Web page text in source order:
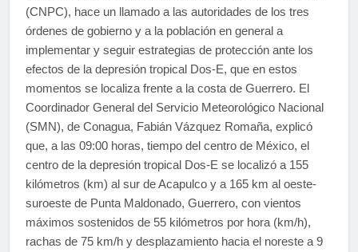
(CNPC), hace un llamado a las autoridades de los tres
órdenes de gobierno y a la población en general a
implementar y seguir estrategias de protección ante los
efectos de la depresión tropical Dos-E, que en estos
momentos se localiza frente a la costa de Guerrero. El
Coordinador General del Servicio Meteorológico Nacional
(SMN), de Conagua, Fabián Vázquez Romaña, explicó
que, a las 09:00 horas, tiempo del centro de México, el
centro de la depresión tropical Dos-E se localizó a 155
kilómetros (km) al sur de Acapulco y a 165 km al oeste-
suroeste de Punta Maldonado, Guerrero, con vientos
máximos sostenidos de 55 kilómetros por hora (km/h),
rachas de 75 km/h y desplazamiento hacia el noreste a 9